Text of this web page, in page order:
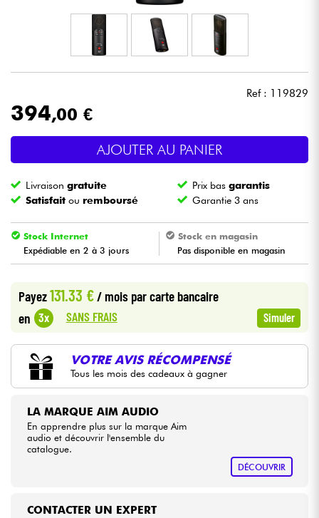
Micros & HF
Sono
Batteries & Percu
Violons & Quatuor
Câbles & Access.
Packs
Ref : 119829
394,00 €
AJOUTER AU PANIER
Livraisongratuite Prix basgarantis
Satisfait ou remboursé Garantie 3 ans
Stock Internet
Expédiable en 2 à 3 jours
Stock en magasin
Pas disponible en magasin
Payez131.33 €/ mois par carte bancaire
en 3x SANS FRAIS Simuler
VOTRE AVIS RÉCOMPENSÉ
Tous les mois des cadeaux à gagner
LA MARQUE AIM AUDIO
En apprendre plus sur la marque Aim
audio et découvrir l'ensemble du
catalogue.
DÉCOUVRIR
CONTACTER UN EXPERT